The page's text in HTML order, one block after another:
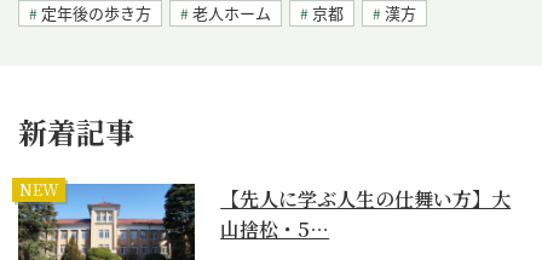
定年後の歩き方
老人ホーム 京都 漢方
新着記事
NEW
【先人に学ぶ人生の仕舞い方】大
山捨松・5…